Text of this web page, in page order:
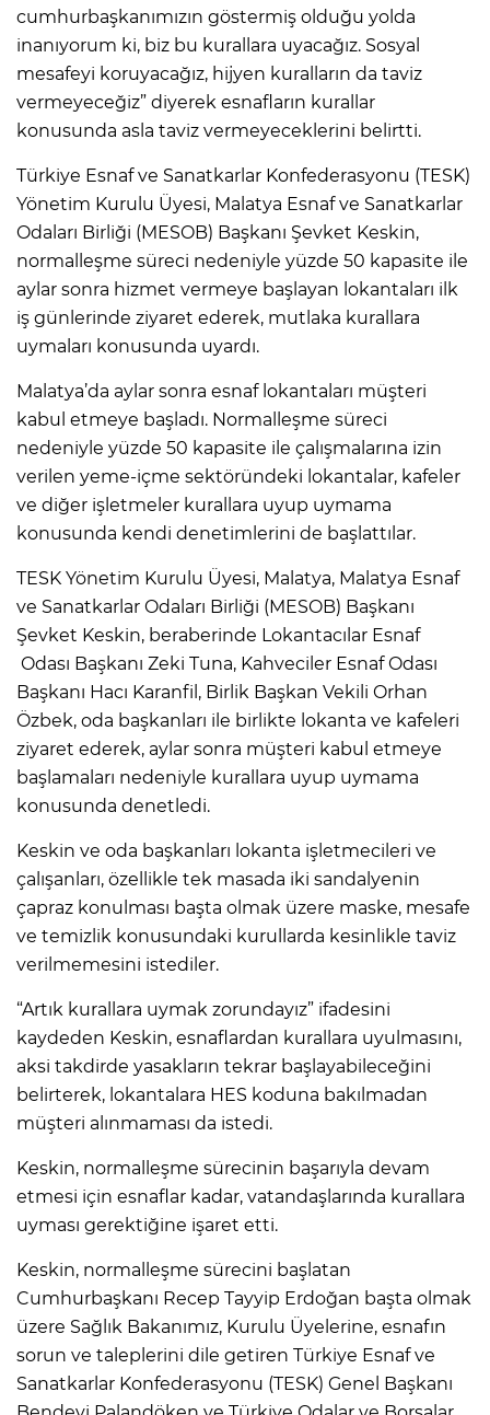
cumhurbaşkanımızın göstermiş olduğu yolda
inanıyorum ki, biz bu kurallara uyacağız. Sosyal
mesafeyi koruyacağız, hijyen kuralların da taviz
vermeyeceğiz” diyerek esnafların kurallar
konusunda asla taviz vermeyeceklerini belirtti.
Türkiye Esnaf ve Sanatkarlar Konfederasyonu (TESK)
Yönetim Kurulu Üyesi, Malatya Esnaf ve Sanatkarlar
Odaları Birliği (MESOB) Başkanı Şevket Keskin,
normalleşme süreci nedeniyle yüzde 50 kapasite ile
aylar sonra hizmet vermeye başlayan lokantaları ilk
iş günlerinde ziyaret ederek, mutlaka kurallara
uymaları konusunda uyardı.
Malatya’da aylar sonra esnaf lokantaları müşteri
kabul etmeye başladı. Normalleşme süreci
nedeniyle yüzde 50 kapasite ile çalışmalarına izin
verilen yeme-içme sektöründeki lokantalar, kafeler
ve diğer işletmeler kurallara uyup uymama
konusunda kendi denetimlerini de başlattılar.
TESK Yönetim Kurulu Üyesi, Malatya, Malatya Esnaf
ve Sanatkarlar Odaları Birliği (MESOB) Başkanı
Şevket Keskin, beraberinde Lokantacılar Esnaf
Odası Başkanı Zeki Tuna, Kahveciler Esnaf Odası
Başkanı Hacı Karanfil, Birlik Başkan Vekili Orhan
Özbek, oda başkanları ile birlikte lokanta ve kafeleri
ziyaret ederek, aylar sonra müşteri kabul etmeye
başlamaları nedeniyle kurallara uyup uymama
konusunda denetledi.
Keskin ve oda başkanları lokanta işletmecileri ve
çalışanları, özellikle tek masada iki sandalyenin
çapraz konulması başta olmak üzere maske, mesafe
ve temizlik konusundaki kurullarda kesinlikle taviz
verilmemesini istediler.
“Artık kurallara uymak zorundayız” ifadesini
kaydeden Keskin, esnaflardan kurallara uyulmasını,
aksi takdirde yasakların tekrar başlayabileceğini
belirterek, lokantalara HES koduna bakılmadan
müşteri alınmaması da istedi.
Keskin, normalleşme sürecinin başarıyla devam
etmesi için esnaflar kadar, vatandaşlarında kurallara
uyması gerektiğine işaret etti.
Keskin, normalleşme sürecini başlatan
Cumhurbaşkanı Recep Tayyip Erdoğan başta olmak
üzere Sağlık Bakanımız, Kurulu Üyelerine, esnafın
sorun ve taleplerini dile getiren Türkiye Esnaf ve
Sanatkarlar Konfederasyonu (TESK) Genel Başkanı